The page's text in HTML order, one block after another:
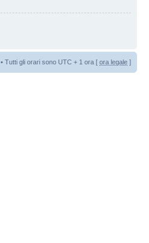
• Tutti gli orari sono UTC + 1 ora [ ora legale ]